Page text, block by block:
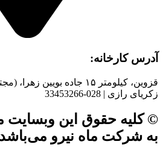
آدرس کارخانه:
قزوین، کیلومتر ۱۵ جاده
زکریای رازی | 028-33453266
© کلیه حقوق این
به شرکت ماه نیرو